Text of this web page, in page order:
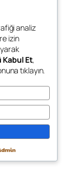
Events
Shop
Patterns
Themes
withWordPress
analiz
izin
Kabul Et,
tıklayın.